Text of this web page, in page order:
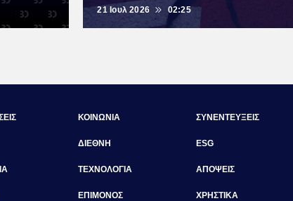
21 Ιουλ 2026 02:25
ΚΟΙΝΩΝΙΑ
ΔΙΕΘΝΗ
ΤΕΧΝΟΛΟΓΙΑ
ΕΠΙΜΟΝΟΣ
ΣΥΝΕΝΤΕΥΞΕΙΣ
ESG
ΑΠΟΨΕΙΣ
ΧΡΗΣΤΙΚΑ